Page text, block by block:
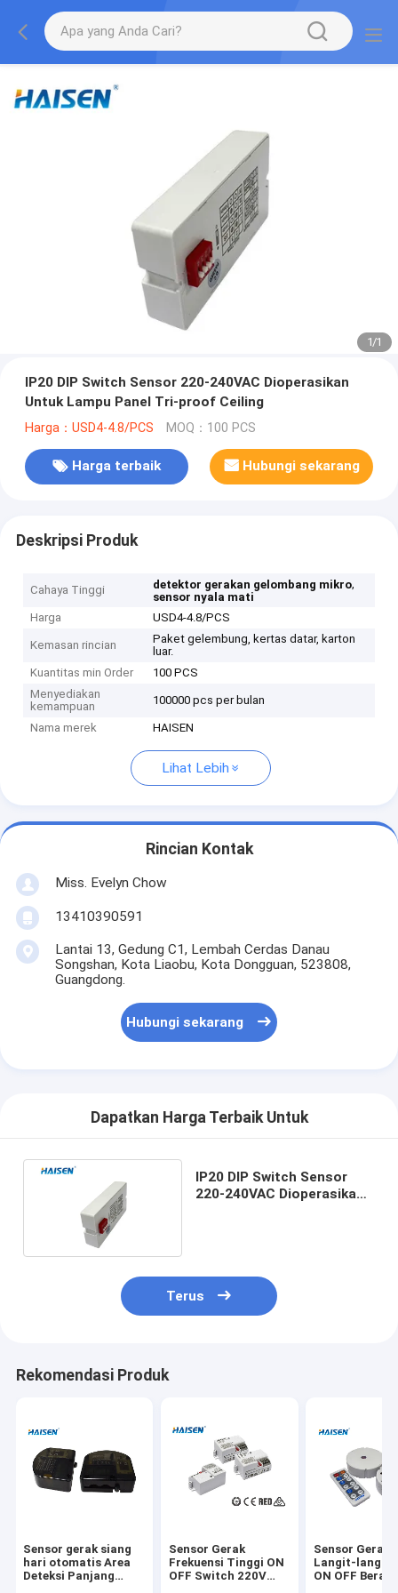
1/1
IP20 DIP Switch Sensor 220-240VAC Dioperasikan
Untuk Lampu Panel Tri-proof Ceiling
Harga：USD4-4.8/PCS MOQ：100 PCS
Harga terbaik Hubungi sekarang
Deskripsi Produk
Cahaya Tinggi detektor gerakan gelombang mikro,
sensor nyala mati
Harga
USD4-4.8/PCS
Kemasan rincian
Paket gelembung, kertas datar, karton
luar.
Kuantitas min Order
100 PCS
Menyediakan
kemampuan
100000 pcs per bulan
Nama merek HAISEN
Lihat Lebih
Rincian Kontak
Miss. Evelyn Chow
13410390591
Lantai 13, Gedung C1, Lembah Cerdas Danau
Songshan, Kota Liaobu, Kota Dongguan, 523808,
Guangdong.
Hubungi sekarang
Dapatkan Harga Terbaik Untuk
IP20 DIP Switch Sensor
220-240VAC Dioperasikan
Terus
Rekomendasi Produk
Sensor gerak siang
hari otomatis Area
Deteksi Panjang
Sensor Gerak
Frekuensi Tinggi ON
OFF Switch 220V
Sensor Gerak
Langit-langit
ON OFF